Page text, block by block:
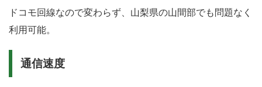
ドコモ回線なので変わらず、山梨県の山間部でも問題なく
利用可能。
通信速度